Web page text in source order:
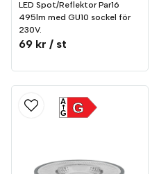
LED Spot/Reflektor Par16
495lm med GU10 sockel för
230V.
69 kr / st
G
A
G